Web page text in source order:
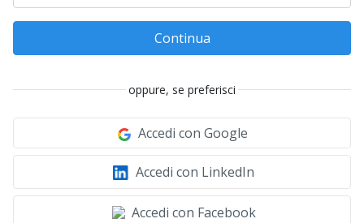
Continua
oppure, se preferisci
Accedi con Google
Accedi con LinkedIn
Accedi con Facebook